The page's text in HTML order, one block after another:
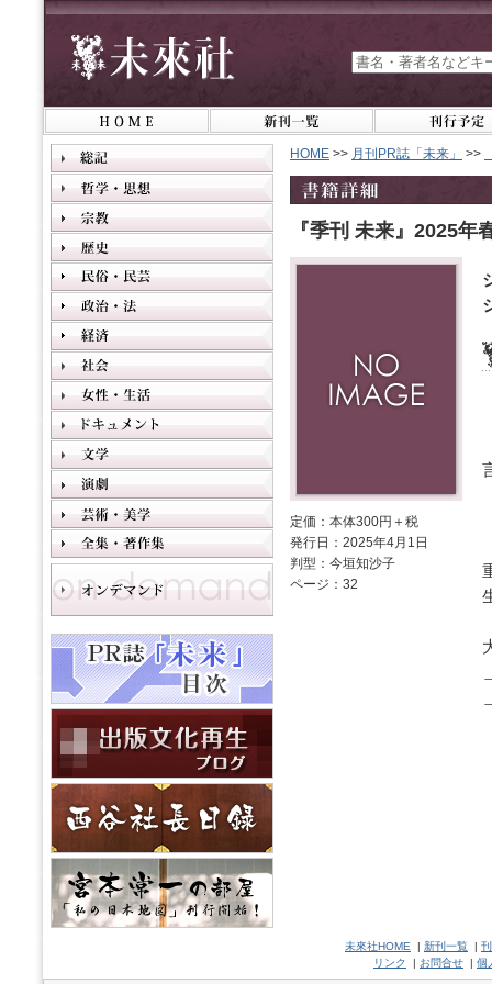
HOME >> 月刊PR誌「未来」 >>
『季刊 未来』2025年
定価：本体300円＋税
発行日：2025年4月1日
判型：今垣知沙子
ページ：32
未來社HOME | 新刊一覧 |
リンク
| お問合せ | 個